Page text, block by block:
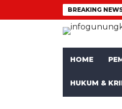
BREAKING
HOME
HUKUM &